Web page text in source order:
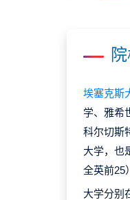
埃塞克斯
学、雅希
科尔切斯
大学，也
全英前25
大学分别